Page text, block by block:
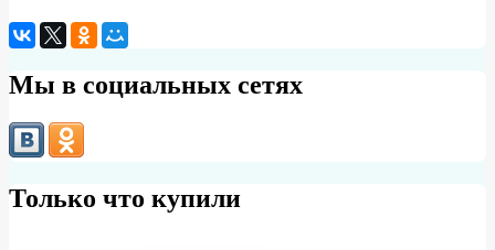
Мы в социальных сетях
Только что купили